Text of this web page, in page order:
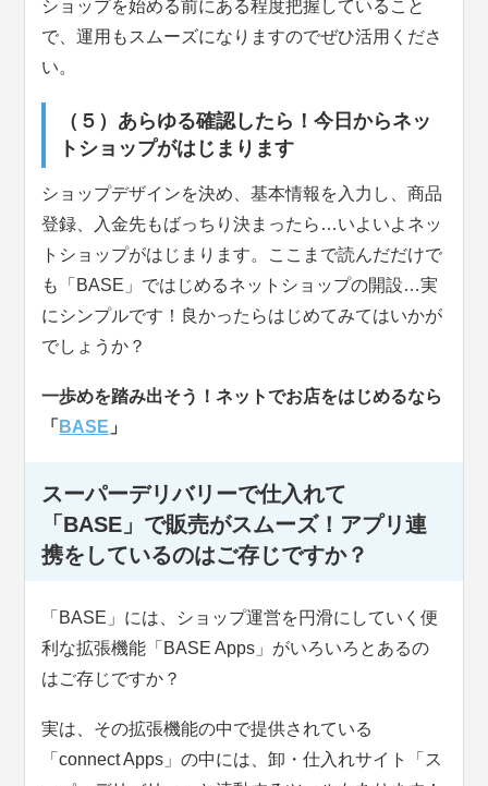
ショップを始める前にある程度把握していること
で、運用もスムーズになりますのでぜひ活用くださ
い。
（５）あらゆる確認したら！今日からネッ
トショップがはじまります
ショップデザインを決め、基本情報を入力し、商品
登録、入金先もばっちり決まったら…いよいよネッ
トショップがはじまります。ここまで読んだだけで
も「BASE」ではじめるネットショップの開設…実
にシンプルです！良かったらはじめてみてはいかが
でしょうか？
一歩めを踏み出そう！ネットでお店をはじめるなら
「 BASE 」
スーパーデリバリーで仕入れて
「BASE」で販売がスムーズ！アプリ連
携をしているのはご存じですか？
「BASE」には、ショップ運営を円滑にしていく便
利な拡張機能「BASE Apps」がいろいろとあるの
はご存じですか？
実は、その拡張機能の中で提供されている
「connect Apps」の中には、卸・仕入れサイト「ス